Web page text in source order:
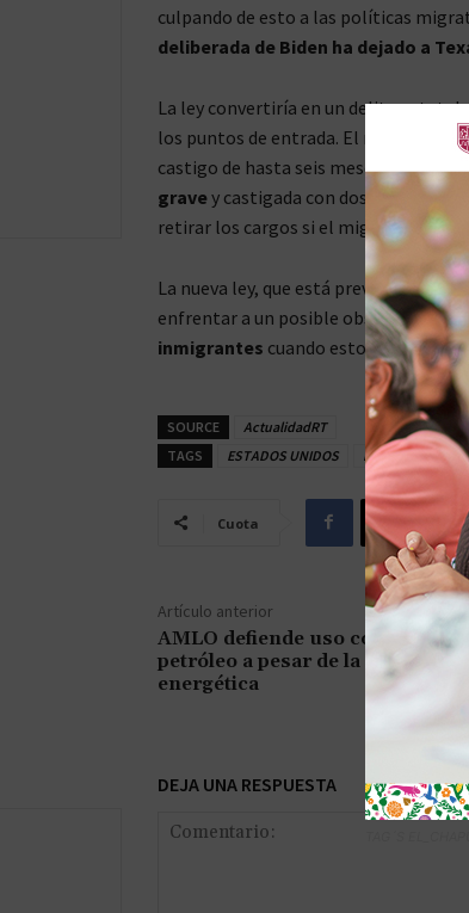
culpando de esto a las políticas
deliberada de Biden ha dejado a
La ley convertiría en un delito estatal
los puntos de entrada. El nuevo
castigo de hasta seis meses de
gravey castigada con dos y hasta 20
retirar los cargos si el migrante acepta
La nueva ley, que está prevista que
enfrentar a un posible obstáculo si el
inmigrantes cuando estos sean
SOURCE
ActualidadRT
TAGS
ESTADOS UNIDOS Inmigrantes
Cuota
Artículo anterior
AMLO defiende uso continuado
petróleo a pesar de la transición
energética
DEJA UNA RESPUESTA